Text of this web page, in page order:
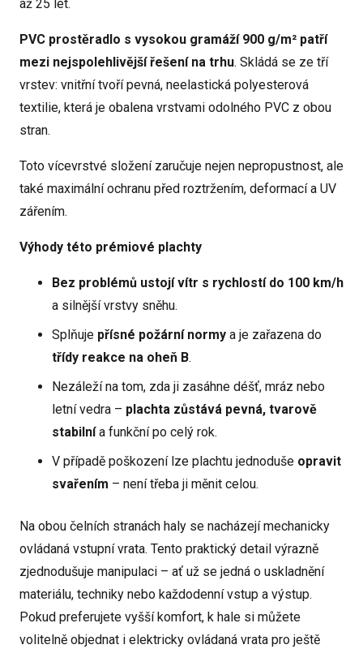
až 25 let.
PVC prostěradlo s vysokou gramáží 900 g/m² patří
mezi nejspolehlivější řešení na trhu. Skládá se ze tří
vrstev: vnitřní tvoří pevná, neelastická polyesterová
textilie, která je obalena vrstvami odolného PVC z obou
stran.
Toto vícevrstvé složení zaručuje nejen nepropustnost, ale
také maximální ochranu před roztržením, deformací a UV
zářením.
Výhody této prémiové plachty
Bez problémů ustojí vítr s rychlostí do 100 km/h
a silnější vrstvy sněhu.
Splňuje přísné požární normy a je zařazena do
třídy reakce na oheň B.
Nezáleží na tom, zda ji zasáhne déšť, mráz nebo
letní vedra – plachta zůstává pevná, tvarově
stabilnía funkční po celý rok.
V případě poškození lze plachtu jednoduše opravit
svařením – není třeba ji měnit celou.
Na obou čelních stranách haly se nacházejí mechanicky
ovládaná vstupní vrata. Tento praktický detail výrazně
zjednodušuje manipulaci – ať už se jedná o uskladnění
materiálu, techniky nebo každodenní vstup a výstup.
Pokud preferujete vyšší komfort, k hale si můžete
volitelně objednat i elektricky ovládaná vrata pro ještě